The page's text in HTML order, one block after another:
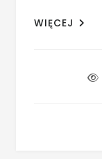
WIĘCEJ